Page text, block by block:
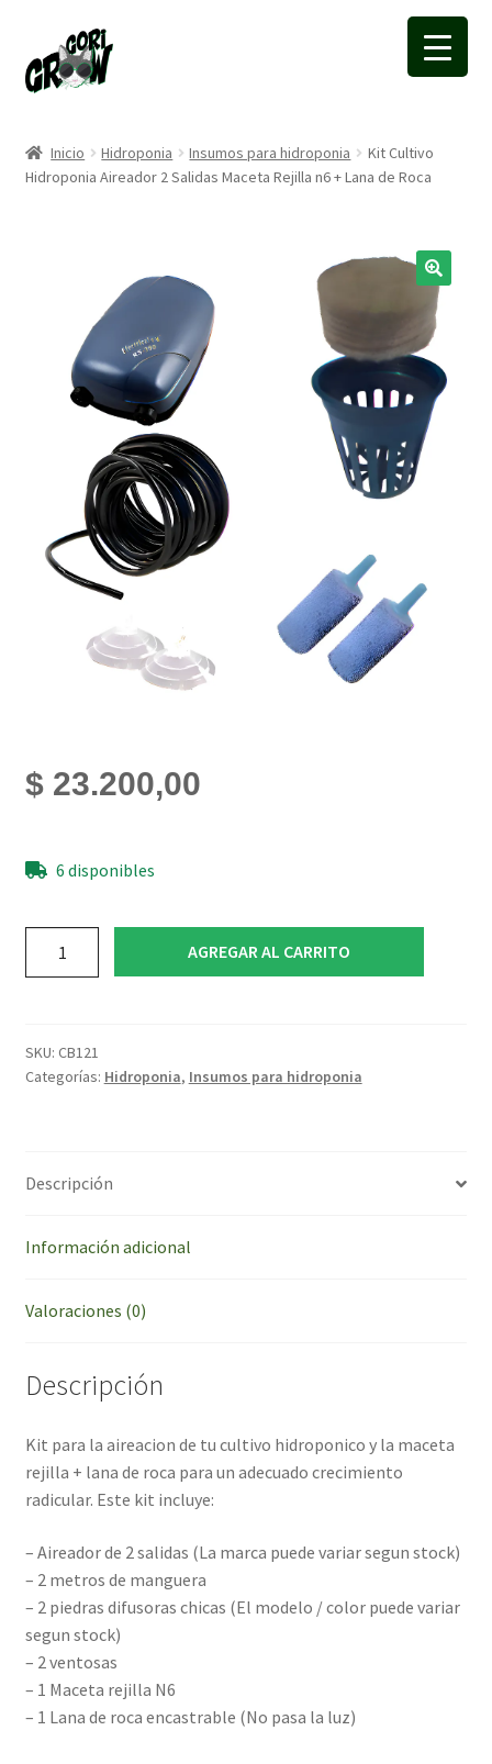
a
la
a
la
Inicio Hidroponia Insumos para hidroponia
Kit Cultivo
Hidroponia Aireador 2 Salidas Maceta Rejilla n6 + Lana de Roca
$23.200,00
6 disponibles
Cultivo
2
Salidas
+
de
AGREGAR AL CARRITO
SKU: CB121
Categorías: Hidroponia, Insumos para hidroponia
Descripción
Información adicional
Valoraciones (0)
Descripción
Kit para la aireacion de tu cultivo hidroponico y la maceta
rejilla + lana de roca para un adecuado crecimiento
radicular. Este kit incluye:
– Aireador de 2 salidas (La marca puede variar segun stock)
– 2 metros de manguera
– 2 piedras difusoras chicas (El modelo / color puede variar
segun stock)
– 2 ventosas
– 1 Maceta rejilla N6
– 1 Lana de roca encastrable (No pasa la luz)